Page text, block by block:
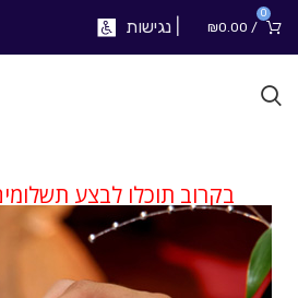
0
/
₪0.00 נגישות
בקרוב תוכלו לבצע